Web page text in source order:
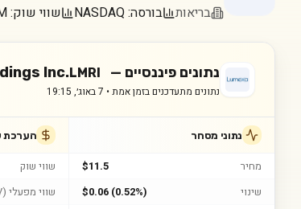
בריאות בורסה:NASDAQ שווי שוק:
נתונים פיננסיים — Inc.LMRI
נתונים מתעדכנים בזמן אמת • 7 באוג׳, 19:15
נתוני מסחר
מחיר
$11.5
שינוי
$0.06 (0.52%)
הערכת
שווי שוק
שווי מפעלי (EV)